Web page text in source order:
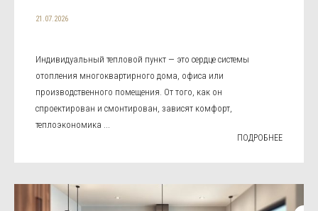
21.07.2026
Индивидуальный тепловой пункт — это сердце системы
отопления многоквартирного дома, офиса или
производственного помещения. От того, как он
спроектирован и смонтирован, зависят комфорт,
теплоэкономика ...
ПОДРОБНЕЕ